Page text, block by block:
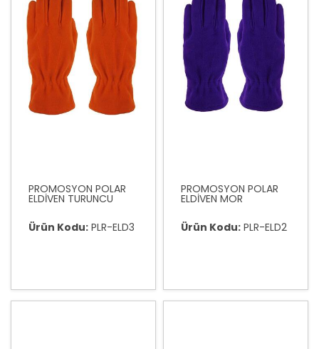
PROMOSYON POLAR
ELDİVEN TURUNCU
Ürün Kodu: PLR-ELD3
PROMOSYON POLAR
ELDİVEN MOR
Ürün Kodu: PLR-ELD2